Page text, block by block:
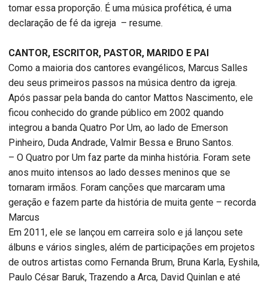
tomar essa proporção. É uma música profética, é uma
declaração de fé da igreja – resume.
CANTOR, ESCRITOR, PASTOR, MARIDO E PAI
Como a maioria dos cantores evangélicos, Marcus Salles
deu seus primeiros passos na música dentro da igreja.
Após passar pela banda do cantor Mattos Nascimento, ele
ficou conhecido do grande público em 2002 quando
integrou a banda Quatro Por Um, ao lado de Emerson
Pinheiro, Duda Andrade, Valmir Bessa e Bruno Santos.
– O Quatro por Um faz parte da minha história. Foram sete
anos muito intensos ao lado desses meninos que se
tornaram irmãos. Foram canções que marcaram uma
geração e fazem parte da história de muita gente – recorda
Marcus
Em 2011, ele se lançou em carreira solo e já lançou sete
álbuns e vários singles, além de participações em projetos
de outros artistas como Fernanda Brum, Bruna Karla, Eyshila,
Paulo César Baruk, Trazendo a Arca, David Quinlan e até